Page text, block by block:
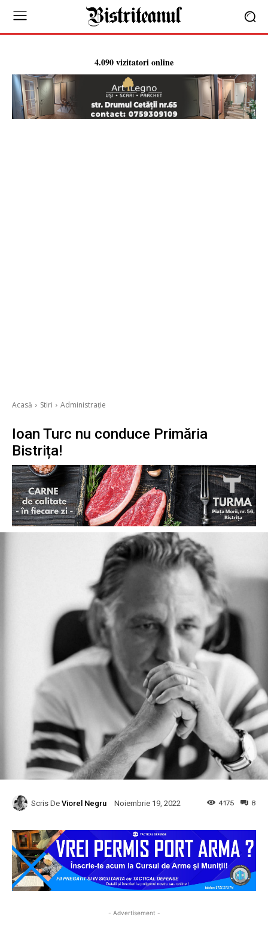
4.090 vizitatori online
Acasă Stiri Administrație
Ioan Turc nu conduce Primăria
Bistrița!
Scris De Viorel Negru Noiembrie 19, 2022 8
4175
- Advertisement -